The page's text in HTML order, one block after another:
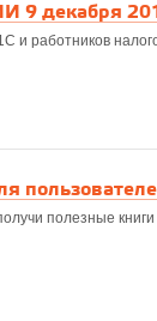
декабря
и работников
полезные